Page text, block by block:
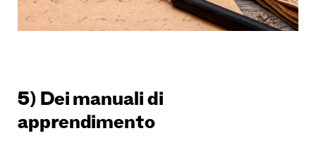
5) Dei manuali di
apprendimento